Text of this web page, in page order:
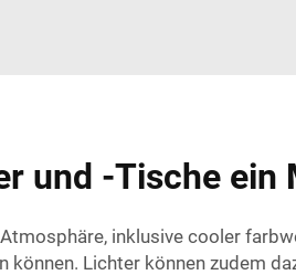
und -Tische ein
inklusive cooler
können. Lichter können zudem